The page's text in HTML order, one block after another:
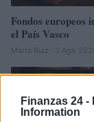
Finanzas 24 -
Information
Fondos europeos
el País Vasco
Marta Ruiz · 3 Ago